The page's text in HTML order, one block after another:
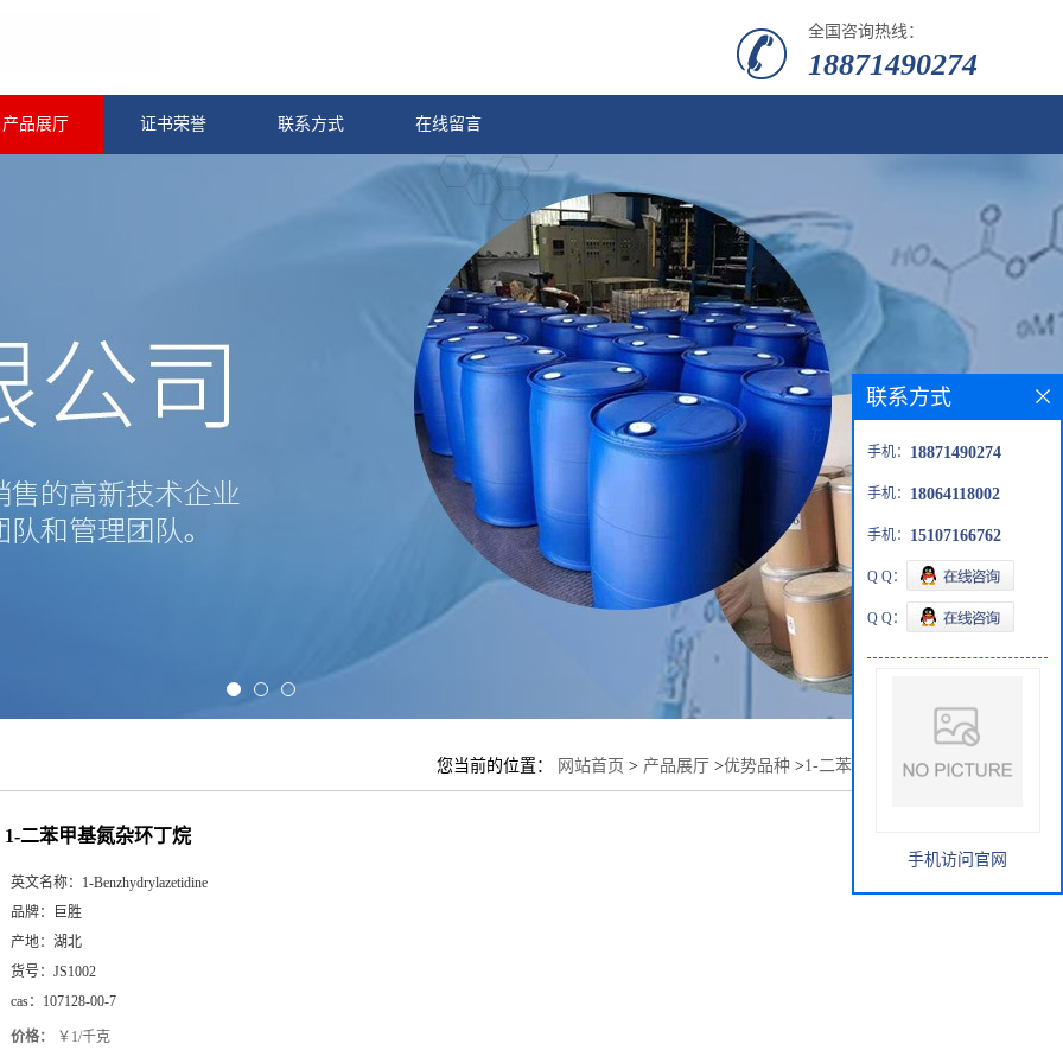
全国咨询热线：
18871490274
产品展厅 证书荣誉 联系方式 在线留言
您当前的位置： 网站首页 > 产品展厅 >优势品种 >1-二苯甲基氮杂环丁烷
1-二苯甲基氮杂环丁烷
英文名称： 1-Benzhydrylazetidine
品牌：
巨胜
产地： 湖北
货号： JS1002
cas： 107128-00-7
价格： ￥1/千克
联系方式
手机： 18871490274
手机： 18064118002
手机： 15107166762
Q Q：
Q Q：
手机访问官网